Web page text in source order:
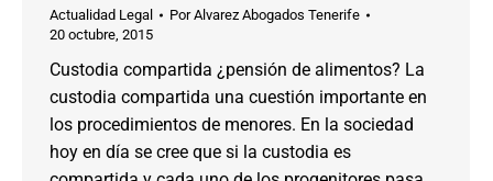
Actualidad Legal PorAlvarez Abogados Tenerife
20 octubre, 2015
Custodia compartida ¿pensión de alimentos? La
custodia compartida una cuestión importante en
los procedimientos de menores. En la sociedad
hoy en día se cree que si la custodia es